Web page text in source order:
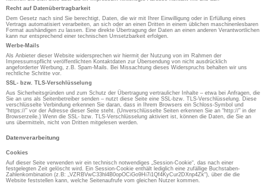
Recht auf Datenübertragbarkeit
Dem Gesetz nach sind Sie berechtigt, Daten, die wir mit Ihrer Einwilligung oder in Erfüllung eines
Vertrags automatisiert verarbeiten, an sich oder an einen Dritten in einem üblichen maschinenlesbaren
Format aushändigen zu lassen. Eine direkte Übertragung der Daten an einen anderen Verantwortlichen
kann nur entsprechend einer technischen Umsetzbarkeit erfolgen.
Werbe-Mails
Als Anbieter dieser Website widersprechen wir hiermit der Nutzung von im Rahmen der
Impressumspflicht veröffentlichten Kontaktdaten zur Übersendung von nicht ausdrücklich
angeforderter Werbung, z.B. Spam-Mails. Bei Missachtung dieses Widerspruchs behalten wir uns
rechtliche Schritte vor.
SSL- bzw. TLS-Verschlüsselung
Aus Sicherheitsgründen und zum Schutz der Übertragung vertraulicher Inhalte – etwa bei Anfragen, die
Sie an uns als Seitenbetreiber senden – nutzt diese Seite eine SSL-bzw. TLS-Verschlüsselung. Diese
verschlüsselte Verbindung erkennen Sie daran, dass in Ihrem Browsers ein Schloss-Symbol und
“https://” vor der Adresse dieser Seite steht. (Unverschlüsselte Seiten erkennen Sie an “http://” in der
Browserzeile.) Wenn die SSL- bzw. TLS-Verschlüsselung aktiviert ist, können die Daten, die Sie an
uns übermitteln, nicht von Dritten mitgelesen werden.
Datenverarbeitung
Cookies
Auf dieser Seite verwenden wir ein technisch notwendiges „Session-Cookie“, das nach einer
festgelegten Zeit gelöscht wird. Ein Session-Cookie enthält lediglich eine zufällige Buchstaben-
Zahlenkombination (z.B: „VZRBVwC33hl4B0opOCiGo9Hi7i1Qf4KyCur2DXnp4Zk“), über die die
Website feststellen kann, welche Seitenaufrufe vom gleichen Nutzer kommen.